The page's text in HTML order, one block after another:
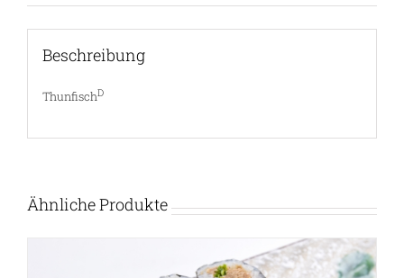
Beschreibung
ThunfischD
Ähnliche Produkte